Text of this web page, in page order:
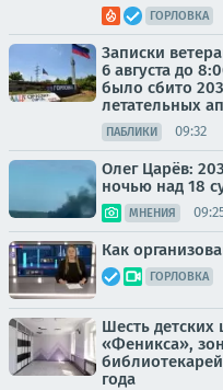
ГОРЛОВКА
Записки
6 августа до
было сбито
летательных
ПАБЛИКИ 09:32
Олег Царёв:
ночью над 18
МНЕНИЯ
Как
ГОРЛОВКА
Шесть детских
«Феникса»,
года